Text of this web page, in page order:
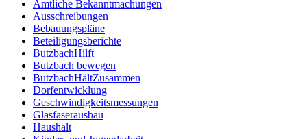
Amtliche Bekanntmachungen
Ausschreibungen
Bebauungspläne
Beteiligungsberichte
ButzbachHilft
Butzbach bewegen
ButzbachHältZusammen
Dorfentwicklung
Geschwindigkeitsmessungen
Glasfaserausbau
Haushalt